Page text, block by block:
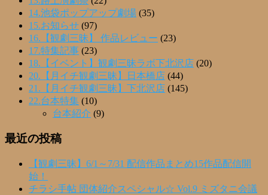
14.池袋ポップアップ劇場 (35)
15.お知らせ (97)
16.【観劇三昧】 作品レビュー (23)
17.特集記事 (23)
18.【イベント】観劇三昧ラボ下北沢店 (20)
20.【月イチ観劇三昧】日本橋店 (44)
21.【月イチ観劇三昧】下北沢店 (145)
22.台本特集 (10)
台本紹介 (9)
最近の投稿
【観劇三昧】6/1～7/31 配信作品まとめ15作品配信開
始！
チラシ手帖 団体紹介スペシャル☆ Vol.9 ミズタニ会議